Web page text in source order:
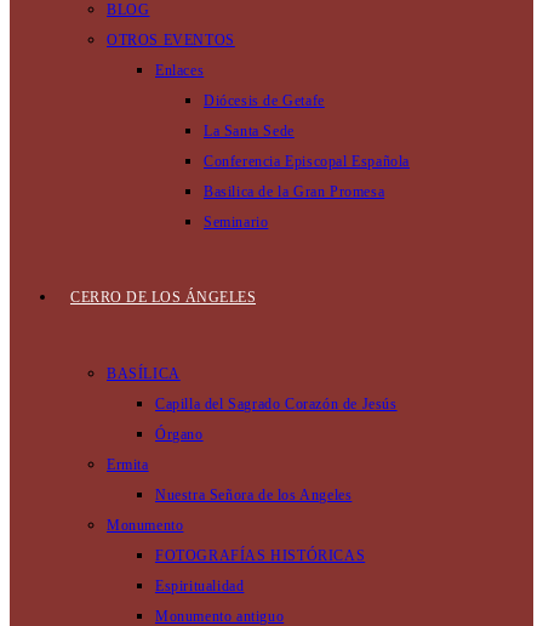
BLOG
OTROS EVENTOS
Enlaces
Diócesis de Getafe
La Santa Sede
Conferencia Episcopal Española
Basilica de la Gran Promesa
Seminario
CERRO DE LOS ÁNGELES
BASÍLICA
Capilla del Sagrado Corazón de Jesús
Órgano
Ermita
Nuestra Señora de los Angeles
Monumento
FOTOGRAFÍAS HISTÓRICAS
Espiritualidad
Monumento antiguo